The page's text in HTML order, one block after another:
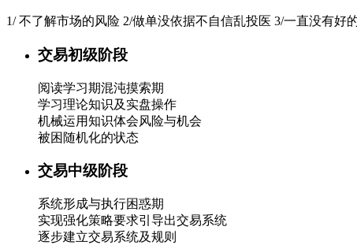
1/ 不了解市场的风险 2/做单没依据不自信乱投医 3/一直没有好
交易初级阶段
阅读学习期混沌摸索期
学习理论知识及实盘操作
机械运用知识体会风险与机会
被困随机化的状态
交易中级阶段
系统形成与执行困惑期
实现强化策略要求引导出交易系统
逐步建立交易系统及规则